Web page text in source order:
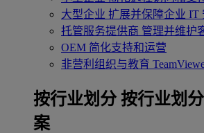
大型企业 扩展并保障企业 IT
托管服务提供商 管理并维护
OEM 简化支持和运营
非营利组织与教育
‌按行业划分 按行业划
案